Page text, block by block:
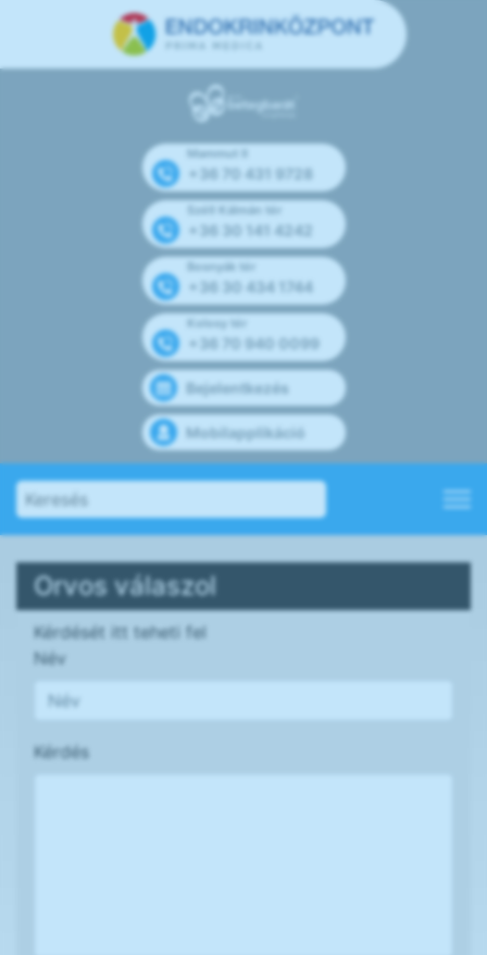
Mammut II
+36 70 431 9728
Széll Kálmán tér
+36 30 141 4242
Bosnyák tér
+36 30 434 1744
Kolosy tér
+36 70 940 0099
Bejelentkezés
Mobilapplikáció
Orvos válaszol
Kérdését itt teheti fel
Név
Kérdés